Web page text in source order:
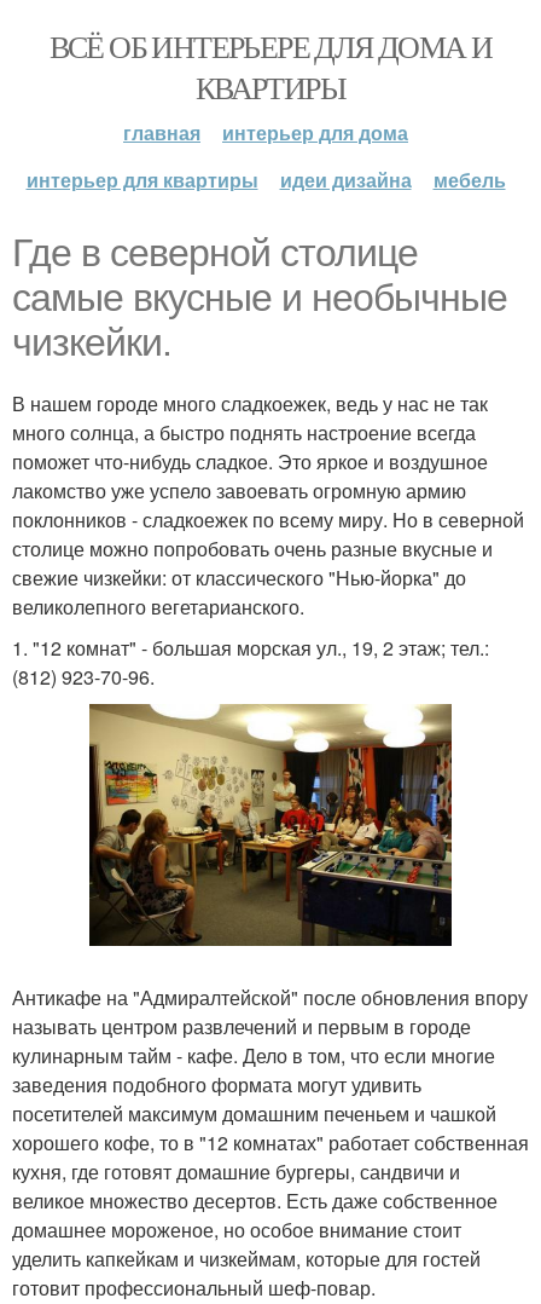
ВСЁ ОБ ИНТЕРЬЕРЕ ДЛЯ ДОМА И
КВАРТИРЫ
главная
интерьер для дома
интерьер для квартиры
идеи дизайна мебель
Где в северной столице
самые вкусные и необычные
чизкейки.
В нашем городе много сладкоежек, ведь у нас не так
много солнца, а быстро поднять настроение всегда
поможет что-нибудь сладкое. Это яркое и воздушное
лакомство уже успело завоевать огромную армию
поклонников - сладкоежек по всему миру. Но в северной
столице можно попробовать очень разные вкусные и
свежие чизкейки: от классического "Нью-йорка" до
великолепного вегетарианского.
1. "12 комнат" - большая морская ул., 19, 2 этаж; тел.:
(812) 923-70-96.
Антикафе на "Адмиралтейской" после обновления впору
называть центром развлечений и первым в городе
кулинарным тайм - кафе. Дело в том, что если многие
заведения подобного формата могут удивить
посетителей максимум домашним печеньем и чашкой
хорошего кофе, то в "12 комнатах" работает собственная
кухня, где готовят домашние бургеры, сандвичи и
великое множество десертов. Есть даже собственное
домашнее мороженое, но особое внимание стоит
уделить капкейкам и чизкеймам, которые для гостей
готовит профессиональный шеф-повар.